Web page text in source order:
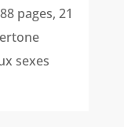
pages, 21
sexes